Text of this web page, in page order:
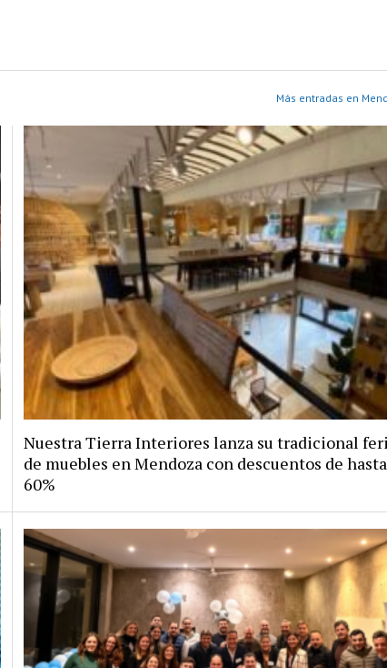
Más entradas en
Nuestra Tierra Interiores lanza su tradicional
de muebles en Mendoza con descuentos de
60%